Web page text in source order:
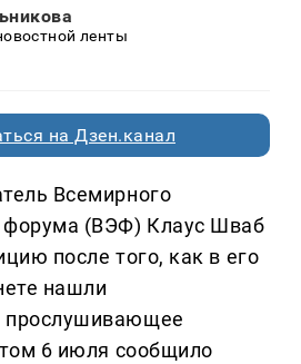
ленты
на Дзен.канал
Всемирного
форума (ВЭФ) Клаус Шваб
после того, как в его
нашли
прослушивающее
6 июля сообщило